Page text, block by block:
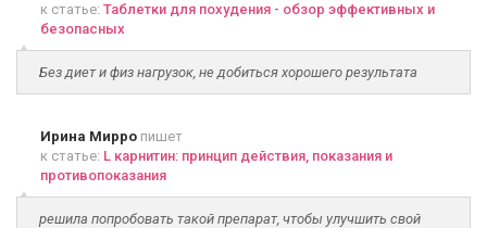
к статье: Таблетки для похудения - обзор эффективных и
безопасных
Без диет и физ нагрузок, не добиться хорошего результата
Ирина Мирро пишет
к статье: L карнитин: принцип действия, показания и
противопоказания
решила попробовать такой препарат, чтобы улучшить свой